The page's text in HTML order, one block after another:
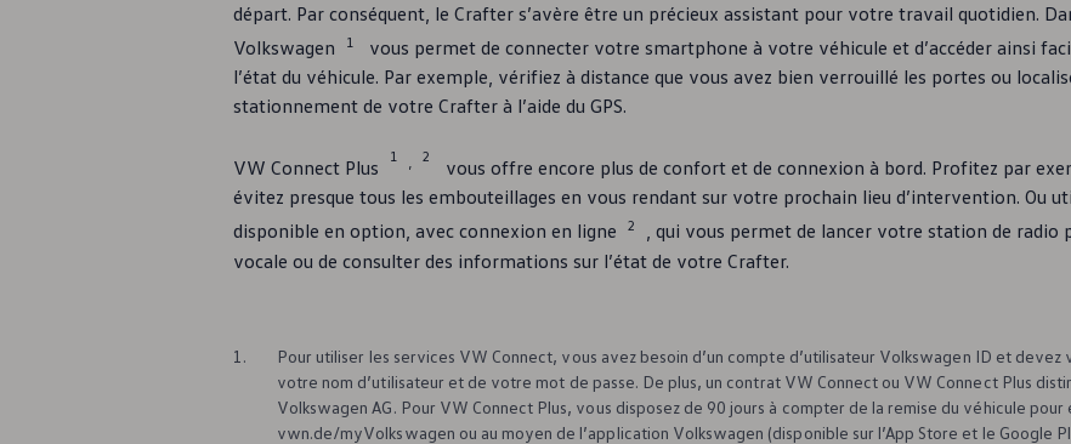
Location Long Terme
Renting Financier
Leasing Financier
weCare Fleet
Multimobilité
Personal Lease
Volkswagen Van Center
Mobilité Électrique et Hybride
Glossaire électrique
Simulez votre temps de recharge
Simulez votre autonomie
Déduction pour investissement majorée
départ. Par conséquent, le Crafter s’avère être un précieux assistant pour votre travail quotidien.
Volkswagen
1
vous permet de connecter votre smartphone à votre véhicule et d’accéder ainsi
l’état du véhicule. Par exemple, vérifiez à distance que vous avez bien verrouillé les portes ou
stationnement de votre Crafter à l’aide du GPS.
VW Connect Plus 1 , 2
vous offre encore plus de confort et de connexion à bord. Profitez par
évitez presque tous les embouteillages en vous rendant sur votre prochain lieu d’intervention. Ou
disponible en option, avec connexion en ligne
2
, qui vous permet de lancer votre station de
vocale ou de consulter des informations sur l’état de votre Crafter.
1. Pour utiliser les services VW Connect, vous avez besoin d’un compte d’utilisateur Volkswagen ID et devez
votre nom d’utilisateur et de votre mot de passe. De plus, un contrat VW Connect ou VW Connect Plus
Volkswagen AG. Pour VW Connect Plus, vous disposez de 90 jours à compter de la remise du véhicule
vwn.de/myVolkswagen ou au moyen de l’application Volkswagen (disponible sur l’App Store et le Google